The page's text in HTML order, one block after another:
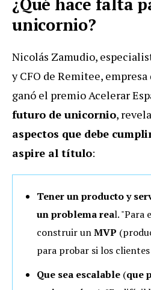
¿Qué hace falta
unicornio?
Nicolás Zamudio,
y CFO de Remitee,
ganó el premio Acelerar
futuro de unicornio,
aspectos que debe
aspire al título:
Tener unproducto y
un problema real. "Para
construir unMVP
para probar si los
Que sea escalable (que